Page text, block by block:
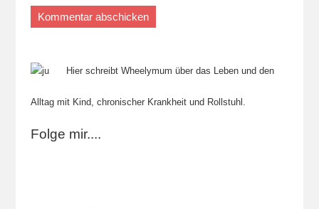
Hier schreibt Wheelymum über das Leben und den
Alltag mit Kind, chronischer Krankheit und Rollstuhl.
Folge mir....